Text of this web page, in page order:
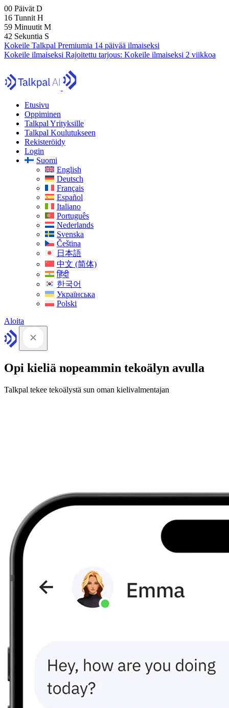
00 Päivät D
16 Tunnit H
59 Minuutit M
40 Sekuntia S
Kokeile Talkpal Premiumia 14 päivää ilmaiseksi
Kokeile ilmaiseksi Rajoitettu tarjous: Kokeile ilmaiseksi 2 viikkoa
Etusivu
Oppiminen
Talkpal Yrityksille
Talkpal Koulutukseen
Rekisteröidy
Login
Suomi
English
Deutsch
Français
Español
Italiano
Português
Nederlands
Svenska
Čeština
日本語
中文 (简体)
हिंदी
한국어
Українська
Polski
Aloita
Opi kieliä nopeammin tekoälyn avulla
Talkpal tekee tekoälystä sun oman kielivalmentajan